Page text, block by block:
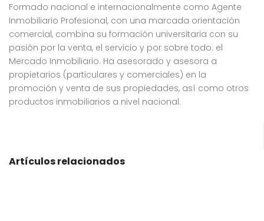
Formado nacional e internacionalmente como Agente
Inmobiliario Profesional, con una marcada orientación
comercial, combina su formación universitaria con su
pasión por la venta, el servicio y por sobre todo: el
Mercado Inmobiliario. Ha asesorado y asesora a
propietarios (particulares y comerciales) en la
promoción y venta de sus propiedades, así como otros
productos inmobiliarios a nivel nacional.
Artículos relacionados